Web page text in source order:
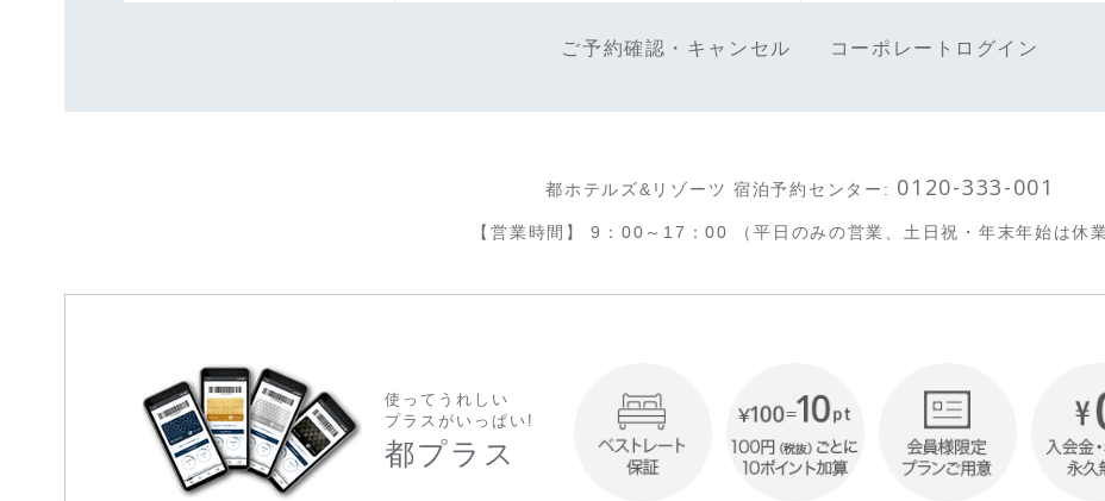
ご予約確認・キャンセル コーポレートログイン
都ホテルズ&リゾーツ 宿泊予約センター : 0120-333-001
【営業時間】9：00～17：00 （平日のみの営業、土日祝・年末年始は休業
使ってうれしい
プラスがいっぱい!
都プラス